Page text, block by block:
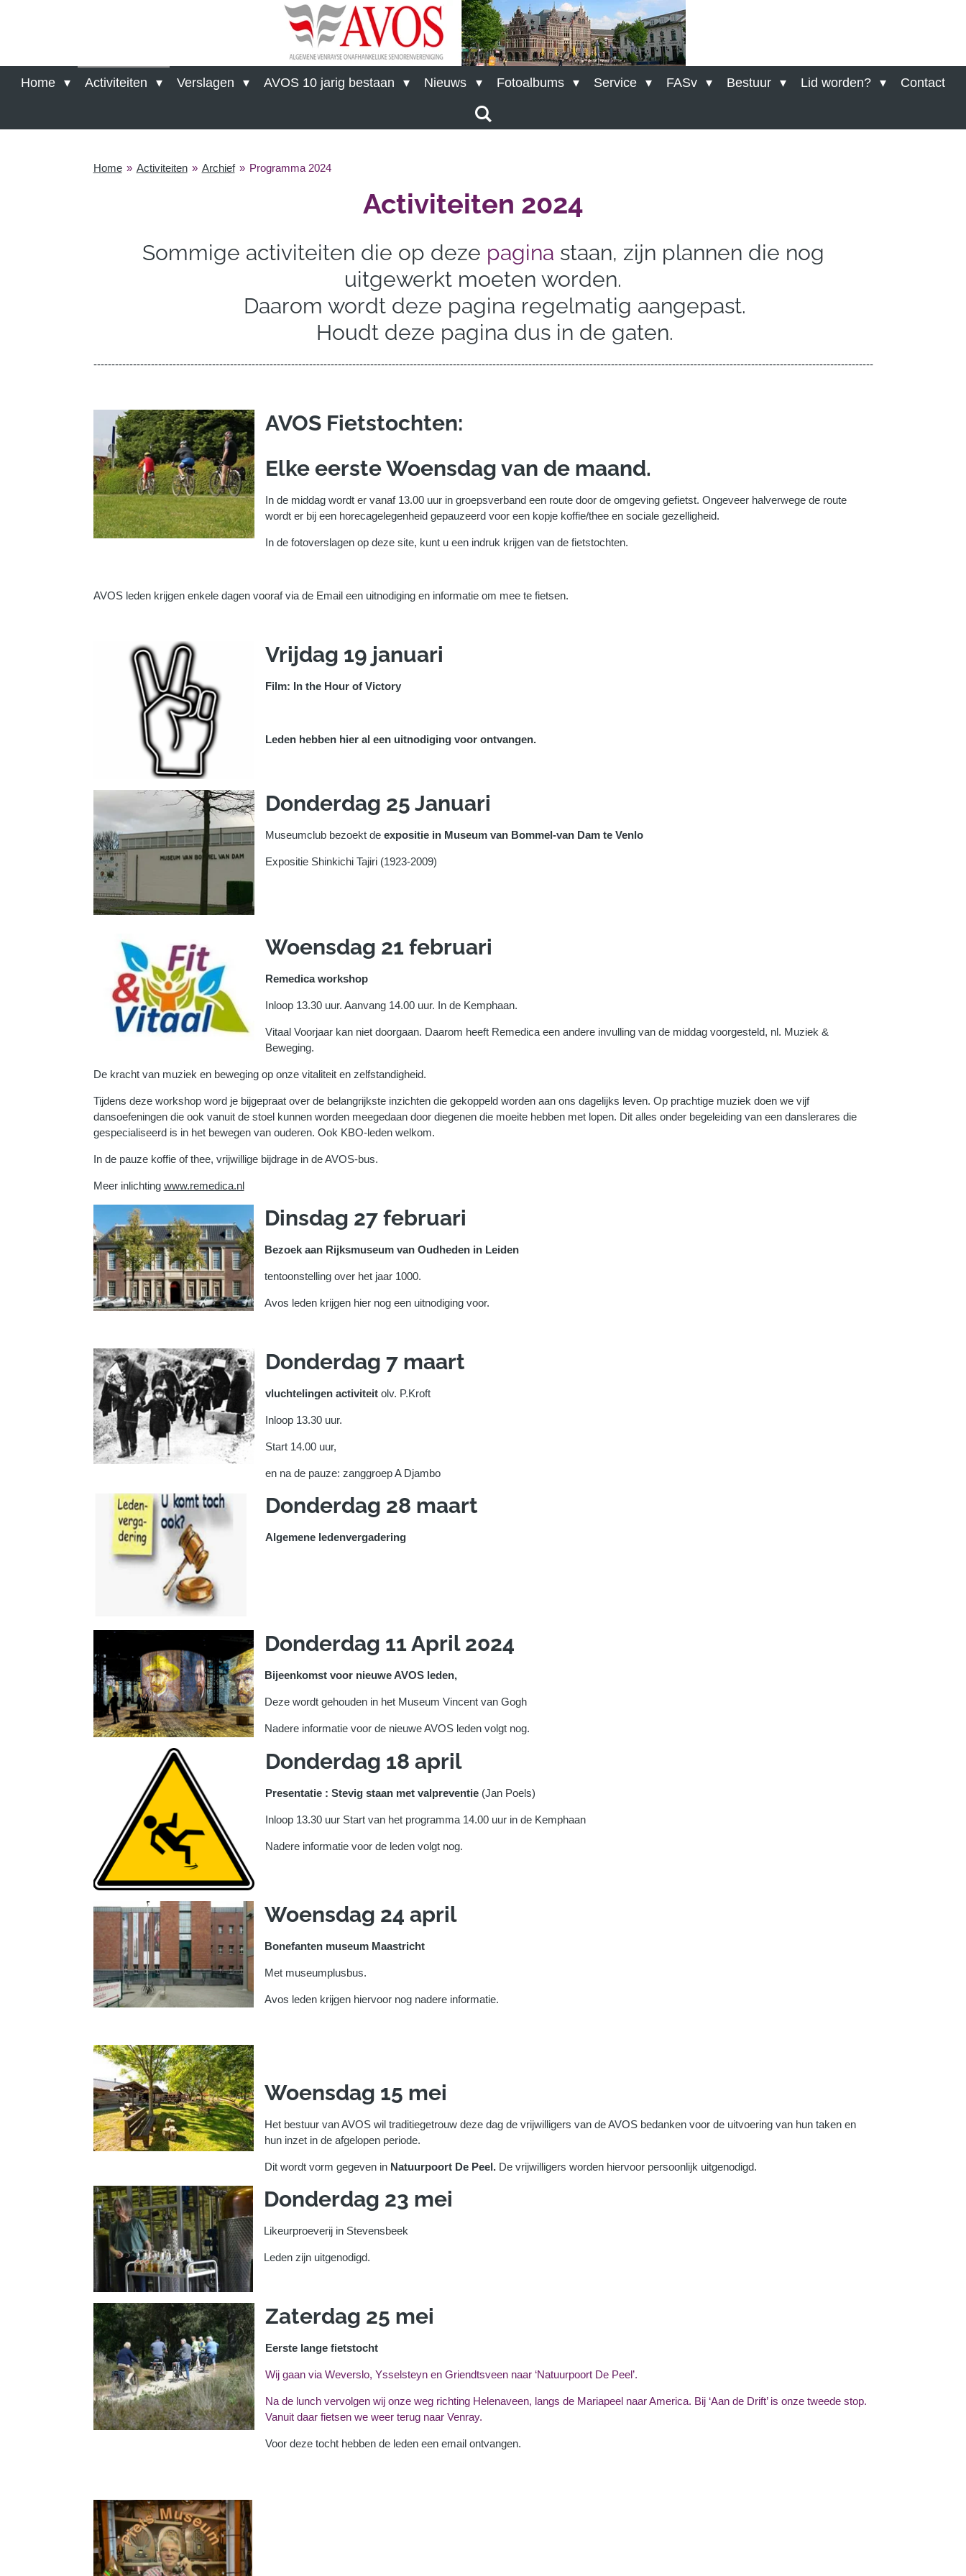
hoofdinhoud
Home Activiteiten Verslagen AVOS 10 jarig bestaan Nieuws Fotoalbums Service FASv Bestuur Lid worden? Contact
Home » Activiteiten » Archief » Programma 2024
Activiteiten 2024
Sommige activiteiten die op deze pagina staan, zijn plannen die nog
uitgewerkt moeten worden.
Daarom wordt deze pagina regelmatig aangepast.
Houdt deze pagina dus in de gaten.
-------------------------------------------------------------------------------------------------------------------------------------------------------------------------------------------------------------------------
AVOS Fietstochten:
Elke eerste Woensdag van de maand.
In de middag wordt er vanaf 13.00 uur in groepsverband een route door de omgeving gefietst. Ongeveer halverwege de route
wordt er bij een horecagelegenheid gepauzeerd voor een kopje koffie/thee en sociale gezelligheid.
In de fotoverslagen op deze site, kunt u een indruk krijgen van de fietstochten.
AVOS leden krijgen enkele dagen vooraf via de Email een uitnodiging en informatie om mee te fietsen.
Vrijdag 19 januari
Film: In the Hour of Victory
Leden hebben hier al een uitnodiging voor ontvangen.
Donderdag 25 Januari
Museumclub bezoekt de expositie in Museum van Bommel-van Dam te Venlo
Expositie Shinkichi Tajiri (1923-2009)
Woensdag 21 februari
Remedica workshop
Inloop 13.30 uur. Aanvang 14.00 uur. In de Kemphaan.
Vitaal Voorjaar kan niet doorgaan. Daarom heeft Remedica een andere invulling van de middag voorgesteld, nl. Muziek &
Beweging.
De kracht van muziek en beweging op onze vitaliteit en zelfstandigheid.
Tijdens deze workshop word je bijgepraat over de belangrijkste inzichten die gekoppeld worden aan ons dagelijks leven. Op prachtige muziek doen we vijf
dansoefeningen die ook vanuit de stoel kunnen worden meegedaan door diegenen die moeite hebben met lopen. Dit alles onder begeleiding van een danslerares die
gespecialiseerd is in het bewegen van ouderen. Ook KBO-leden welkom.
In de pauze koffie of thee, vrijwillige bijdrage in de AVOS-bus.
Meer inlichting www.remedica.nl
Dinsdag 27 februari
Bezoek aan Rijksmuseum van Oudheden in Leiden
tentoonstelling over het jaar 1000.
Avos leden krijgen hier nog een uitnodiging voor.
Donderdag 7 maart
vluchtelingen activiteit olv. P.Kroft
Inloop 13.30 uur.
Start 14.00 uur,
en na de pauze: zanggroep A Djambo
Donderdag 28 maart
Algemene ledenvergadering
Donderdag 11 April 2024
Bijeenkomst voor nieuwe AVOS leden,
Deze wordt gehouden in het Museum Vincent van Gogh
Nadere informatie voor de nieuwe AVOS leden volgt nog.
Donderdag 18 april
Presentatie : Stevig staan met valpreventie (Jan Poels)
Inloop 13.30 uur Start van het programma 14.00 uur in de Kemphaan
Nadere informatie voor de leden volgt nog.
Woensdag 24 april
Bonefanten museum Maastricht
Met museumplusbus.
Avos leden krijgen hiervoor nog nadere informatie.
Woensdag 15 mei
Het bestuur van AVOS wil traditiegetrouw deze dag de vrijwilligers van de AVOS bedanken voor de uitvoering van hun taken en
hun inzet in de afgelopen periode.
Dit wordt vorm gegeven in Natuurpoort De Peel. De vrijwilligers worden hiervoor persoonlijk uitgenodigd.
Donderdag 23 mei
Likeurproeverij in Stevensbeek
Leden zijn uitgenodigd.
Zaterdag 25 mei
Eerste lange fietstocht
Wij gaan via Weverslo, Ysselsteyn en Griendtsveen naar ‘Natuurpoort De Peel’.
Na de lunch vervolgen wij onze weg richting Helenaveen, langs de Mariapeel naar America. Bij ‘Aan de Drift’ is onze tweede stop.
Vanuit daar fietsen we weer terug naar Venray.
Voor deze tocht hebben de leden een email ontvangen.